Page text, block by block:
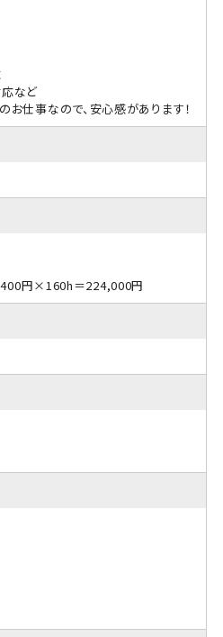
など
仕事なので、安心感があります！
円×160h＝224,000円